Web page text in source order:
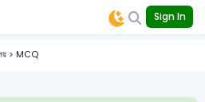
Sign In
> MCQ